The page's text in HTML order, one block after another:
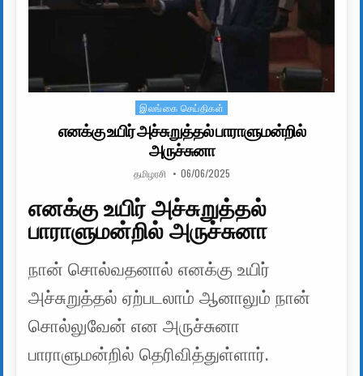
Posted in
இலங்கை செய்திகள்
எனக்கு உயிர் அச்சுறுத்தல் பாராளுமன்றில்
அருச்சுனா
AUTHOR:
தமிழரசி PUBLISHED DATE:
06/06/2025
எனக்கு உயிர் அச்சுறுத்தல்
பாராளுமன்றில் அருச்சுனா
நான் சொல்வதனால் எனக்கு உயிர்
அச்சுறுத்தல் ஏற்படலாம் ஆனாலும் நான்
சொல்லுவேன் என அருச்சுனா
பாராளுமன்றில் தெரிவித்துள்ளார்.